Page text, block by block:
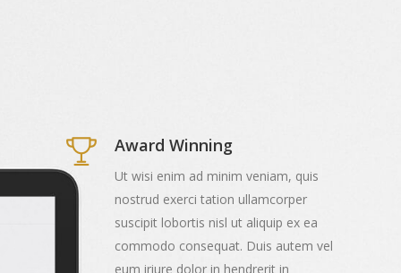
Award Winning
Ut wisi enim ad minim veniam, quis
nostrud exerci tation ullamcorper
suscipit lobortis nisl ut aliquip ex ea
commodo consequat. Duis autem vel
eum iriure dolor in hendrerit in